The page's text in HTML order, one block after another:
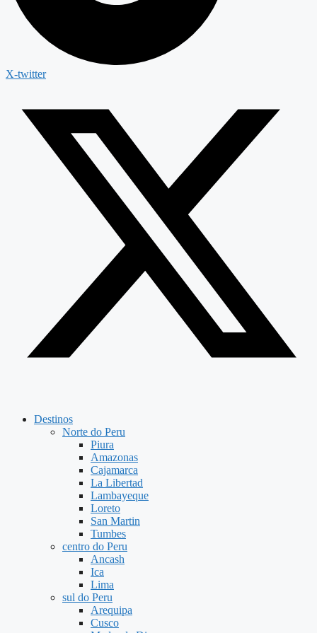
X-twitter
Destinos
Norte do Peru
Piura
Amazonas
Cajamarca
La Libertad
Lambayeque
Loreto
San Martin
Tumbes
centro do Peru
Ancash
Ica
Lima
sul do Peru
Arequipa
Cusco